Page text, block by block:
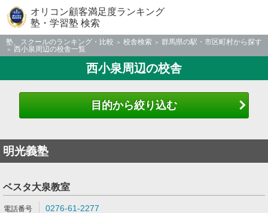
オリコン顧客満足度ランキング
塾・学習塾 検索
塾、スクールのランキング・比較 校舎検索
群馬県の駅・市区町村から探す
西小泉周辺の校舎一覧
西小泉周辺の校舎
目的から絞り込む
明光義塾
ベスタ大泉教室
0276-61-2277